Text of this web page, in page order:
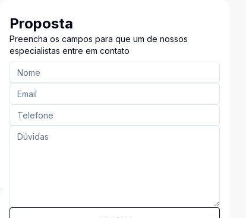
Proposta
Preencha os campos para que um de nossos
especialistas entre em contato